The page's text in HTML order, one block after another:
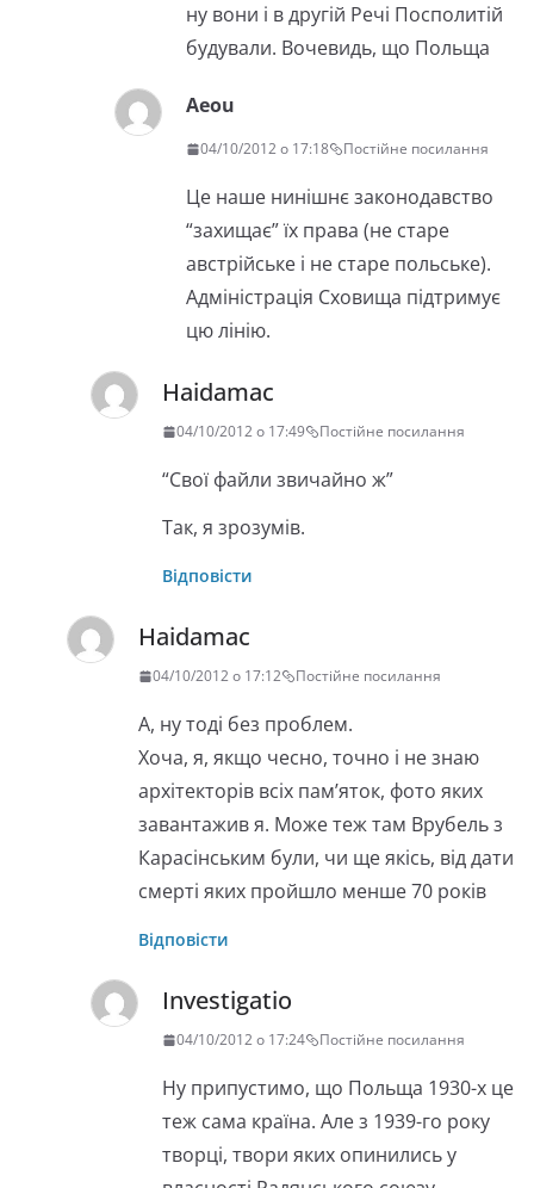
ну вони і в другій Речі Посполитій
будували. Вочевидь, що Польща
Aeou
04/10/2012 о 17:18 Постійне посилання
Це наше нинішнє законодавство
“захищає” їх права (не старе
австрійське і не старе польське).
Адміністрація Сховища підтримує
цю лінію.
Haidamac
04/10/2012 о 17:49 Постійне посилання
“Свої файли звичайно ж”
Так, я зрозумів.
Відповісти
Haidamac
04/10/2012 о 17:12 Постійне посилання
А, ну тоді без проблем.
Хоча, я, якщо чесно, точно і не знаю
архітекторів всіх пам’яток, фото яких
завантажив я. Може теж там Врубель з
Карасінським були, чи ще якісь, від дати
смерті яких пройшло менше 70 років
Відповісти
Investigatio
04/10/2012 о 17:24 Постійне посилання
Ну припустимо, що Польща 1930-х це
теж сама країна. Але з 1939-го року
творці, твори яких опинились у